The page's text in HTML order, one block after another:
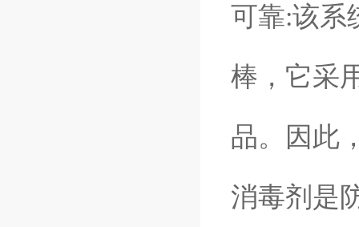
可靠:该系
棒，它采
品。因此
消毒剂是